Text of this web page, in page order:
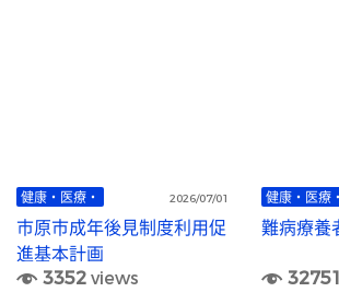
健康・医療・ 2026/07/01
市原市成年後見制度利用促
進基本計画
3352views
健康・医療・
難病療養
32751